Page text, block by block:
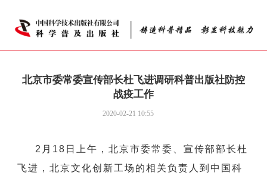
北京市委常委宣传部长杜飞进调研科普出版社防控
战疫工作
2020-02-21 10:55
2 月 18 日上午，北京市委常委、宣传部部长杜
飞进，北京文化创新工场的相关负责人到中国科